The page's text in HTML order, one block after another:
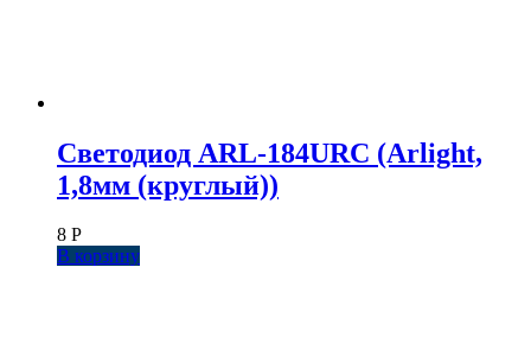
Светодиод ARL-184URC (Arlight,
1,8мм (круглый))
8 Р
В корзину